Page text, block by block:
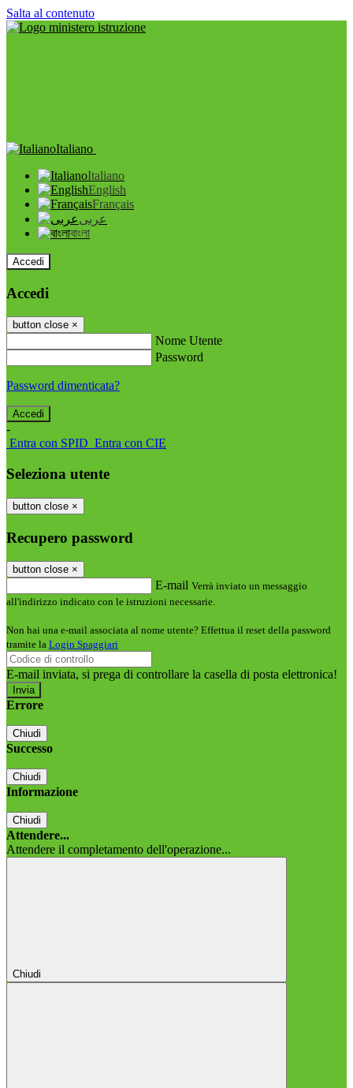
Salta al contenuto
Italiano
Italiano
English
Français
عربى
বাংলা
Accedi
Accedi
button close ×
Nome Utente
Password
Password dimenticata?
-
Entra con SPID Entra con CIE
Seleziona utente
button close ×
Recupero password
button close ×
E-mail Verrà inviato un messaggio
all'indirizzo indicato con le istruzioni necessarie.
Non hai una e-mail associata al nome utente? Effettua il reset della password
tramite la Login Spaggiari
E-mail inviata, si prega di controllare la casella di posta elettronica!
Errore
Chiudi
Successo
Chiudi
Informazione
Chiudi
Attendere...
Attendere il completamento dell'operazione...
Chiudi